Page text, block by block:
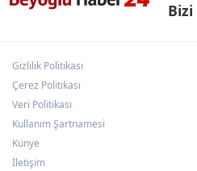
Arbil Akın Bizi
Gizlilik Politikası
Çerez Politikası
Veri Politikası
Kullanım Şartnamesi
Künye
İletişim